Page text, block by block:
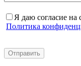
Я даю согласие на
Политика
Отправить